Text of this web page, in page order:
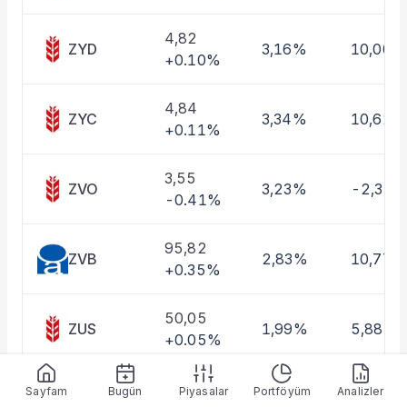
ZYD
4,82
+0.10%
3,16% 10,00%
ZYC
4,84
+0.11%
3,34% 10,62%
ZVO
3,55
-0.41%
3,23% -2,34%
ZVB
95,82
+0.35%
2,83% 10,77%
ZUS
50,05
+0.05%
1,99% 5,88%
5,06
2,73% 8,64%
Sayfam Bugün Piyasalar Portföyüm Analizler